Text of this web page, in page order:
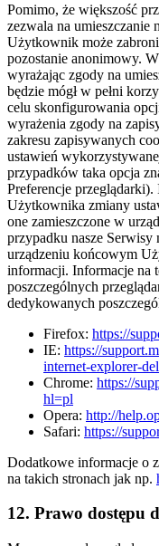
Pomimo, że większość
zezwala na umieszczanie
Użytkownik może
pozostanie anonimowy.
wyrażając zgody na
będzie mógł w pełni
celu skonfigurowania
wyrażenia zgody na
zakresu zapisywanych
ustawień
przypadków taka opcja
Preferencje
Użytkownika zmiany
one zamieszczone w
przypadku nasze
urządzeniu końcowym
informacji. Informacje na
poszczególnych
dedykowanych
Firefox: https://
IE: https://
internet-explorer-
Chrome: https://
hl=pl
Opera: http://
Safari: https://
Dodatkowe informacje o
na takich stronach jak np.
12. Prawo dostępu